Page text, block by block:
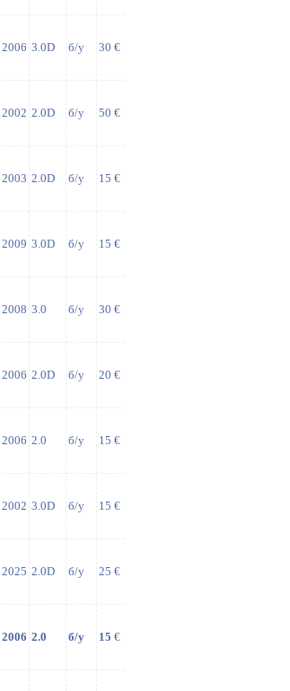
2006 3.0D б/у 30 €
2002 2.0D б/у 50 €
2003 2.0D б/у 15 €
2009 3.0D б/у 15 €
2008 3.0 б/у 30 €
2006 2.0D б/у 20 €
2006 2.0 б/у 15 €
2002 3.0D б/у 15 €
2025 2.0D б/у 25 €
2006 2.0 б/у 15 €